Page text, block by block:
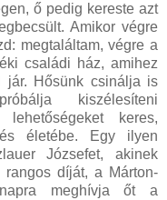
ő pedig kereste azt
Amikor végre
megtaláltam, végre a
családi ház, amihez
jár. Hősünk csinálja is
kiszélesíteni
keres,
életébe. Egy ilyen
Józsefet, akinek
díját, a Márton-
meghívja őt a